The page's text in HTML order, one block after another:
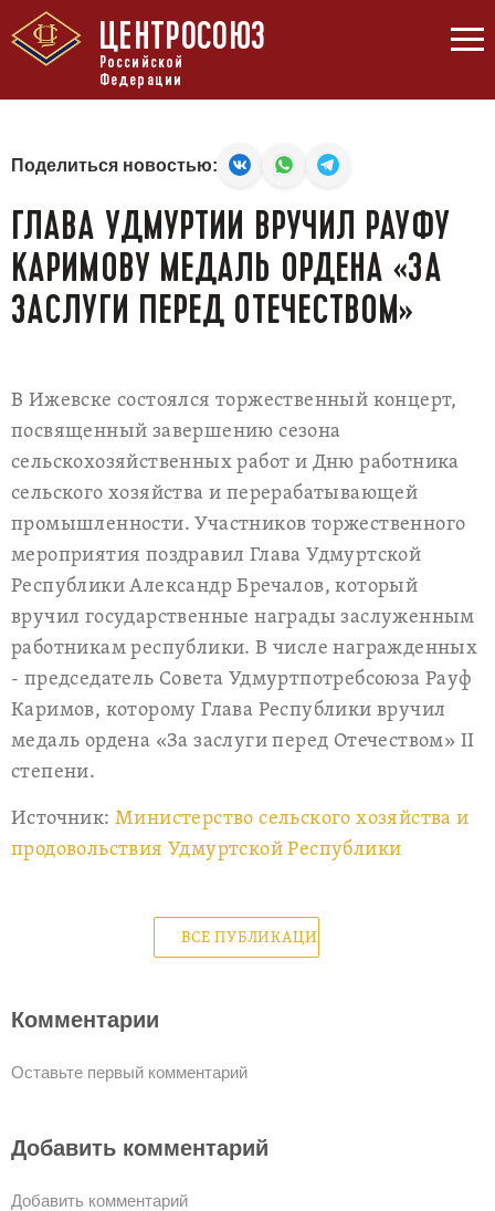
ЦЕНТРОСОЮЗ
Российской
Федерации
Поделиться новостью:
ГЛАВА УДМУРТИИ ВРУЧИЛ РАУФУ
КАРИМОВУ МЕДАЛЬ ОРДЕНА «ЗА
ЗАСЛУГИ ПЕРЕД ОТЕЧЕСТВОМ»
В Ижевске состоялся торжественный концерт,
посвященный завершению сезона
сельскохозяйственных работ и Дню работника
сельского хозяйства и перерабатывающей
промышленности. Участников торжественного
мероприятия поздравил Глава Удмуртской
Республики Александр Бречалов, который
вручил государственные награды заслуженным
работникам республики. В числе награжденных
- председатель Совета Удмуртпотребсоюза Рауф
Каримов, которому Глава Республики вручил
медаль ордена «За заслуги перед Отечеством» II
степени.
Источник:Министерство сельского хозяйства и
продовольствия Удмуртской Республики
ВСЕ ПУБЛИКАЦИИ
Комментарии
Оставьте первый комментарий
Добавить комментарий
Добавить комментарий